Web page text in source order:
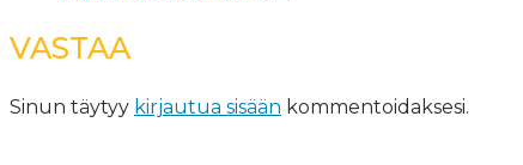
VASTAA
Sinun täytyy kirjautua sisään kommentoidaksesi.